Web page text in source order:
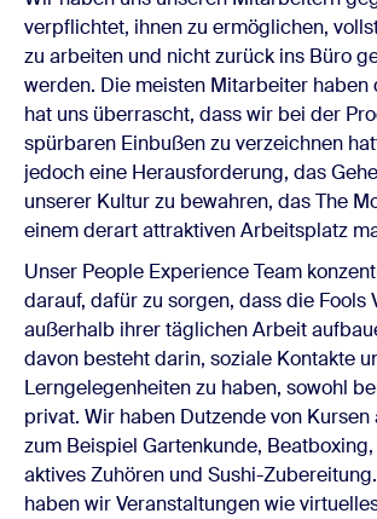
verpflichtet, ihnen zu ermöglichen,
zu arbeiten und nicht zurück ins Büro
werden. Die meisten Mitarbeiter haben
hat uns überrascht, dass wir bei der
spürbaren Einbußen zu verzeichnen
jedoch eine Herausforderung, das
unserer Kultur zu bewahren, das The
einem derart attraktiven Arbeitsplatz
Unser People Experience Team
darauf, dafür zu sorgen, dass die Fools
außerhalb ihrer täglichen Arbeit
davon besteht darin, soziale Kontakte
Lerngelegenheiten zu haben, sowohl
privat. Wir haben Dutzende von
zum Beispiel Gartenkunde,
aktives Zuhören und Sushi-
haben wir Veranstaltungen wie